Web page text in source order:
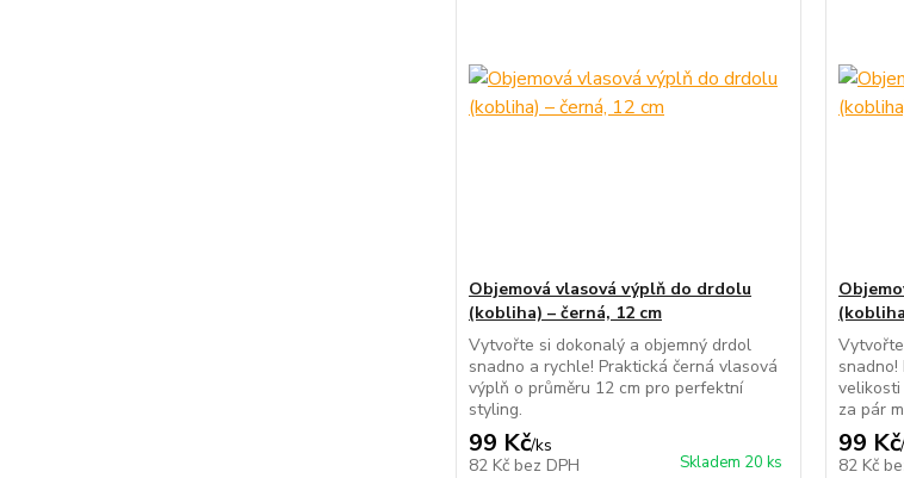
Objemová vlasová výplň do drdolu
(kobliha) – černá, 12 cm
Vytvořte si dokonalý a objemný drdol
snadno a rychle! Praktická černá vlasová
výplň o průměru 12 cm pro perfektní
styling.
99 Kč/ks
82 Kč bez DPH Skladem 20 ks
velikosti
za pár
99 Kč/
82 Kč